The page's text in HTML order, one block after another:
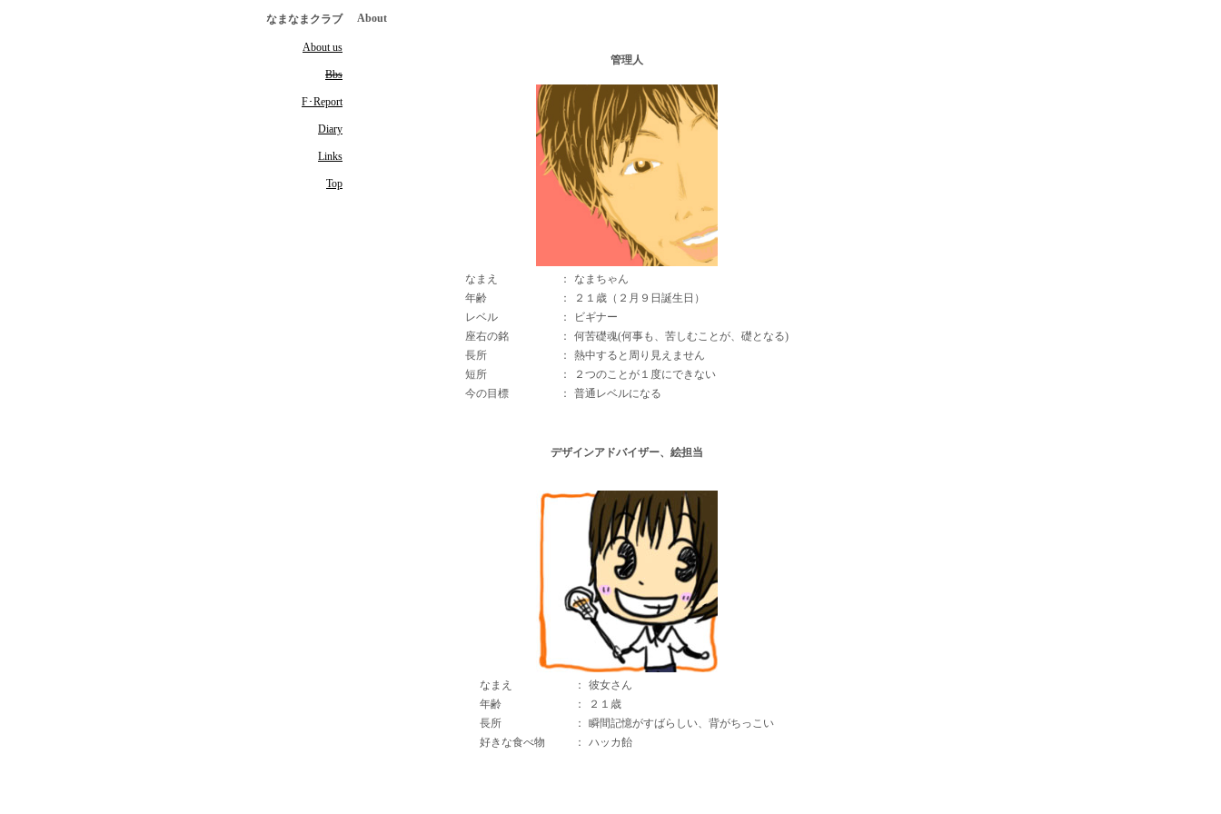
なまなまクラブ
About us
Bbs
F･Report
Diary
Links
Top
About
管理人
なまえ ：
なまちゃん
年齢
：
２１歳（２月９日誕生日）
レベル
：
ビギナー
座右の銘
：
何苦礎魂(何事も、苦しむことが、礎となる)
長所
：
熱中すると周り見えません
短所
：
２つのことが１度にできない
今の目標
： 普通レベルになる
デザインアドバイザー、絵担当
なまえ ：
彼女さん
年齢
：
２１歳
長所
：
瞬間記憶がすばらしい、背がちっこい
好きな食べ物
： ハッカ飴